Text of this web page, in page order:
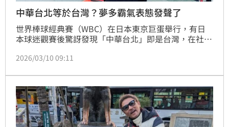
中華台北等於台灣？夢多霸氣表態發聲了
世界棒球經典賽（WBC）在日本東京巨蛋舉行，有日
本球迷觀賽後驚訝發現「中華台北」即是台灣，在社群
言，首次得知國際賽事上的「中華台北」指的就是台
眾共鳴，並掀起對該名稱由來的探討。在台深耕近20年
的日籍藝人夢多（Mondo）也發聲力挺，指出許多日
本民眾其實並不了解「中華台北」的真正意涵，堅定表
示高達90%的日本人都認同台灣就是台灣，其支持台灣
的立場表露無遺，受到各界關注。
2026/03/10 09:11